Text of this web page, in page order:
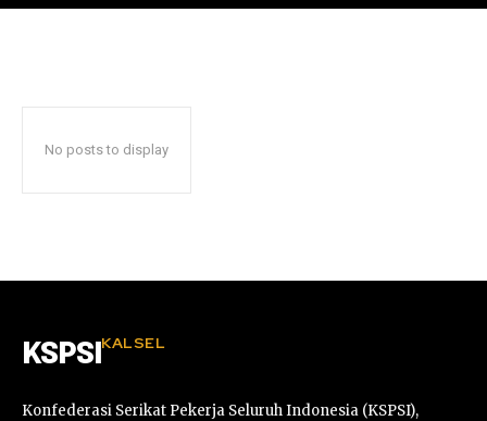
No posts to display
KSPSI KALSEL
Konfederasi Serikat Pekerja Seluruh Indonesia (KSPSI),